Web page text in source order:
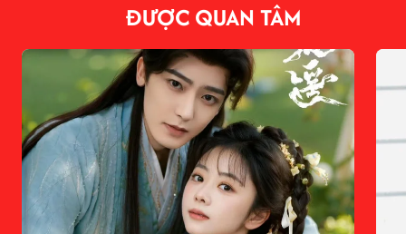
ĐƯỢC QUAN TÂM